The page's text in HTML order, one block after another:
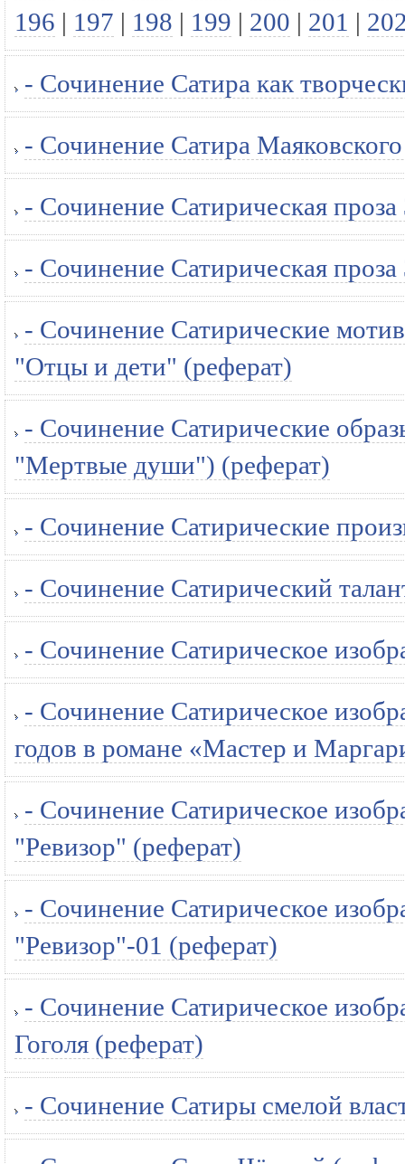
196 | 197 | 198 | 199 | 200 | 201 |
- Сочинение Сатира как
- Сочинение Сатира
- Сочинение Сатирическая
- Сочинение Сатирическая
- Сочинение Сатирические
"Отцы и дети" (реферат)
- Сочинение Сатирические
"Мертвые души") (реферат)
- Сочинение Сатирические
- Сочинение Сатирический
- Сочинение Сатирическое
- Сочинение Сатирическое
годов в романе «Мастер и
- Сочинение Сатирическое
"Ревизор" (реферат)
- Сочинение Сатирическое
"Ревизор"-01 (реферат)
- Сочинение Сатирическое
Гоголя (реферат)
- Сочинение Сатиры смелой